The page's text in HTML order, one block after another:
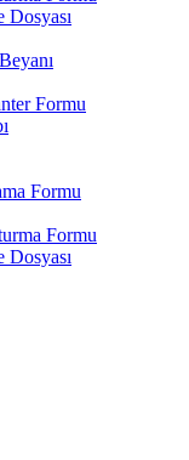
Formu
Formu
Formu